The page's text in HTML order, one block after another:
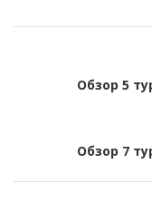
Обзор 5
Обзор 7